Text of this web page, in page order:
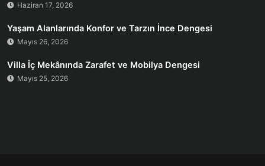
Haziran 17, 2026
Yaşam Alanlarında Konfor ve Tarzın İnce Dengesi
Mayıs 26, 2026
Villa İç Mekânında Zarafet ve Mobilya Dengesi
Mayıs 25, 2026